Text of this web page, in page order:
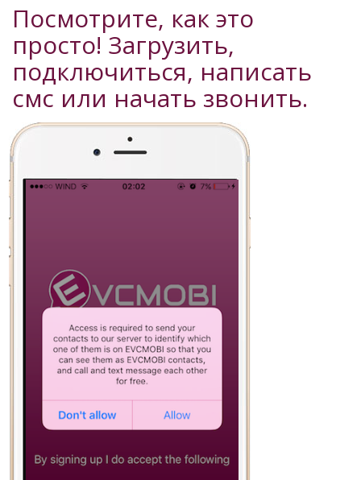
Посмотрите, как это
просто! Загрузить,
подключиться, написать
смс или начать звонить.